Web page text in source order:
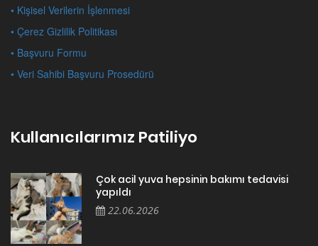
• Kişisel Verilerin İşlenmesi
• Çerez Gizlilik Politikası
• Başvuru Formu
• Veri Sahibi Başvuru Prosedürü
Kullanıcılarımız Patiliyo
Çok acil yuva hepsinin bakımı tedavisi
yapıldı
22.06.2026